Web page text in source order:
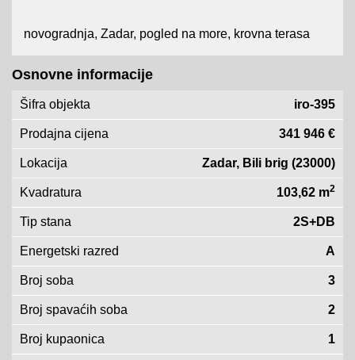
novogradnja, Zadar, pogled na more, krovna terasa
Osnovne informacije
Šifra objekta iro-395
Prodajna cijena 341 946 €
Lokacija Zadar, Bili brig (23000)
Kvadratura 103,62 m2
Tip stana 2S+DB
Energetski razred A
Broj soba 3
Broj spavaćih soba 2
Broj kupaonica 1